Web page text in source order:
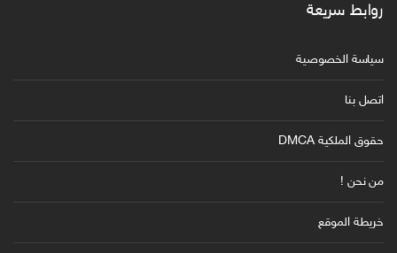
روابط سريعة
سياسة الخصوصية
اتصل بنا
حقوق الملكية DMCA
من نحن !
خريطة الموقع